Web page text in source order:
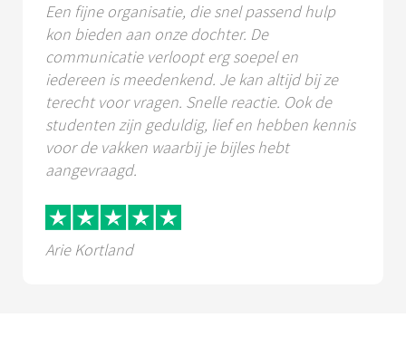
Een fijne organisatie, die snel passend hulp
kon bieden aan onze dochter. De
communicatie verloopt erg soepel en
iedereen is meedenkend. Je kan altijd bij ze
terecht voor vragen. Snelle reactie. Ook de
studenten zijn geduldig, lief en hebben kennis
voor de vakken waarbij je bijles hebt
aangevraagd.
Arie Kortland